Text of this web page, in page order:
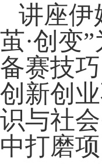
讲座伊
茧·创变
备赛技
创新创
识与社
中打磨项